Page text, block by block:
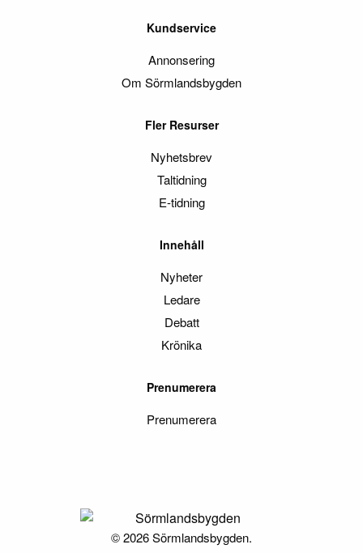
Kundservice
Annonsering
Om Sörmlandsbygden
Fler Resurser
Nyhetsbrev
Taltidning
E-tidning
Innehåll
Nyheter
Ledare
Debatt
Krönika
Prenumerera
Prenumerera
© 2026 Sörmlandsbygden.